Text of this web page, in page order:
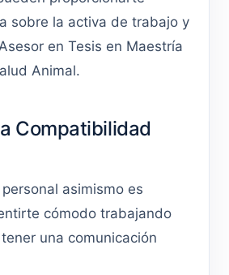
sobre la activa de trabajo y
en Tesis en Maestría
Animal.
Compatibilidad
asimismo es
cómodo trabajando
una comunicación